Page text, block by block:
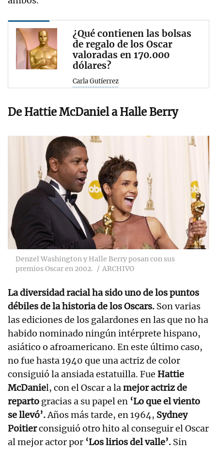
¿Qué contienen las bolsas
de regalo de los Oscar
valoradas en 170.000
dólares?
Carla Gutíerrez
De Hattie McDaniel a Halle Berry
Denzel Washington y Halle Berry posan con sus
premios Oscar en 2002.
ARCHIVO
La diversidad racial ha sido uno de los puntos
débiles de la historia de los Oscars. Son varias
las ediciones de los galardones en las que no ha
habido nominado ningún intérprete hispano,
asiático o afroamericano. En este último caso,
no fue hasta 1940 que una actriz de color
consiguió la ansiada estatuilla. Fue Hattie
McDaniel, con el Oscar a lamejor actriz de
reparto gracias a su papel en ‘Lo que el viento
se llevó’.Años más tarde, en 1964, Sydney
Poitierconsiguió otro hito al conseguir el Oscar
al mejor actor por ‘Los lirios del valle’. Sin